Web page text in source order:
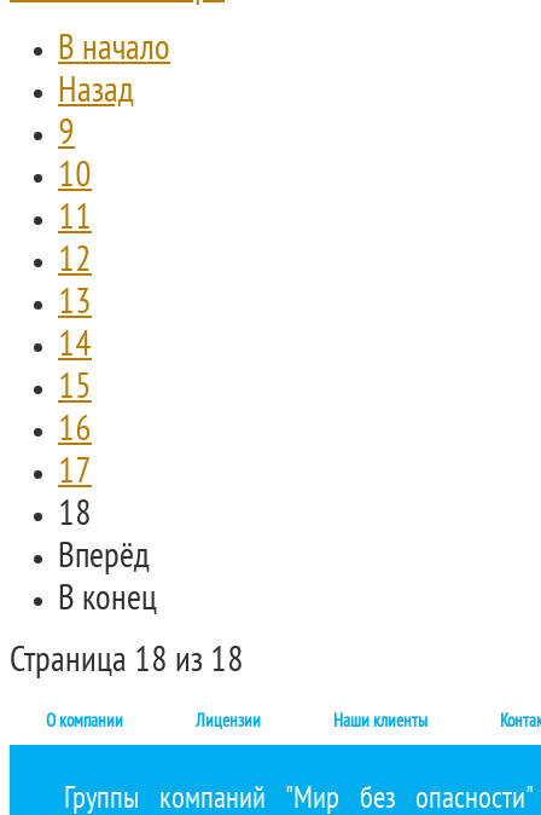
В начало
Назад
9
10
11
12
13
14
15
16
17
18
Вперёд
В конец
Страница 18 из 18
О компании Лицензии Наши клиенты
Группы компаний "Мир без